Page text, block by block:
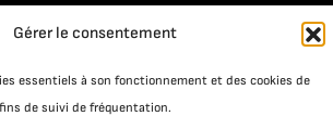
Gérer le consentement
essentiels à son fonctionnement et des cookies de
de suivi de fréquentation.